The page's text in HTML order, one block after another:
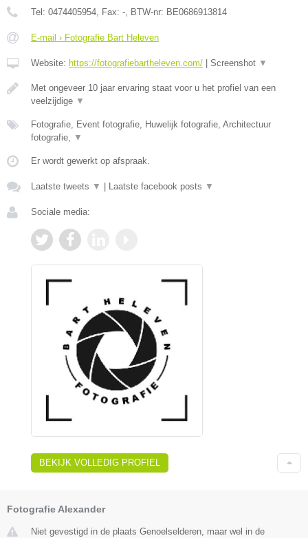
Tel: 0474405954, Fax: -, BTW-nr: BE0686913814
E-mail › Fotografie Bart Heleven
Website: https://fotografiebartheleven.com/ Screenshot ▼
Met ongeveer 10 jaar ervaring staat voor u het profiel van een
veelzijdige ▼
Fotografie, Event fotografie, Huwelijk fotografie, Architectuur
fotografie, ▼
Er wordt gewerkt op afspraak.
Laatste tweets ▼ Laatste facebook posts ▼
Sociale media:
BEKIJK VOLLEDIG PROFIEL
Fotografie Alexander
Niet gevestigd in de plaats Genoelselderen, maar wel in de